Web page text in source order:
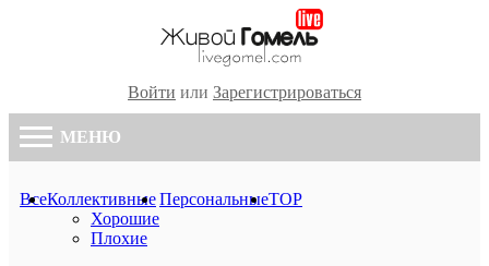
Войти или Зарегистрироваться
МЕНЮ
ВсеКоллективные
Хорошие
Плохие
ПерсональныеTOP